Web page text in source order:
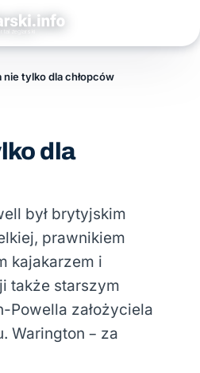
nie tylko dla chłopców
dla
był brytyjskim
prawnikiem
kajakarzem i
także starszym
Powella założyciela
Warington – za